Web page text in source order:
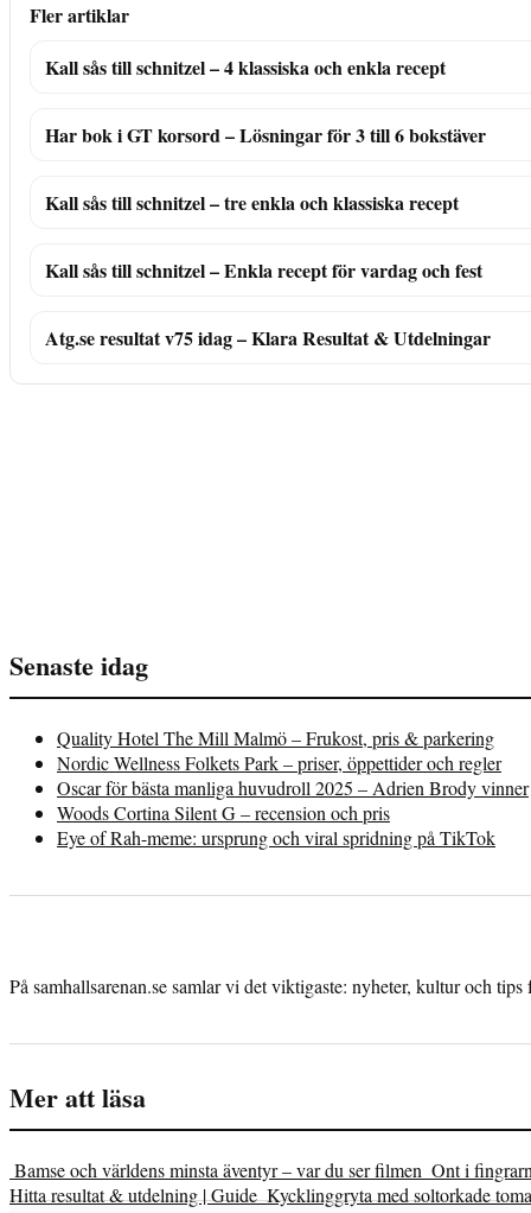
Fler artiklar
Kall sås till schnitzel – 4 klassiska och enkla recept
Har bok i GT korsord – Lösningar för 3 till 6 bokstäver
Kall sås till schnitzel – tre enkla och klassiska recept
Kall sås till schnitzel – Enkla recept för vardag och fest
Atg.se resultat v75 idag – Klara Resultat & Utdelningar
Senaste idag
Quality Hotel The Mill Malmö – Frukost, pris & parkering
Nordic Wellness Folkets Park – priser, öppettider och regler
Oscar för bästa manliga huvudroll 2025 – Adrien Brody vinner
Woods Cortina Silent G – recension och pris
Eye of Rah-meme: ursprung och viral spridning på TikTok
På samhallsarenan.se samlar vi det viktigaste: nyheter, kultur och tips
Mer att läsa
Bamse och världens minsta äventyr – var du ser filmen Ont i
Hitta resultat & utdelning | Guide Kycklinggryta med soltorkade